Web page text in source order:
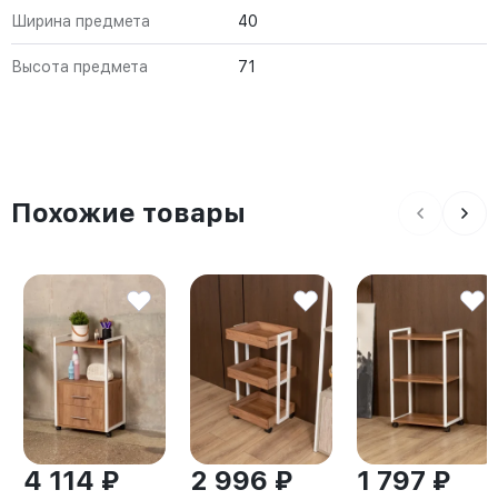
Ширина предмета 40
Высота предмета 71
Похожие товары
4 114 ₽ 2 996 ₽ 1 797 ₽